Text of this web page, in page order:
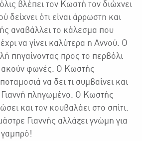
βλέπει τον Κωστή τον διώχνει
δείχνει ότι είναι άρρωστη και
αναβάλλει το κάλεσμα που
να γίνει καλύτερα η Αννού. Ο
πηγαίνοντας προς το περβόλι
ακούν φωνές. Ο Κωστής
να δει τι συμβαίνει και
Γιαννή πληγωμένο. Ο Κωστής
και τον κουβαλάει στο σπίτι.
Γιαννής αλλάζει γνώμη για
γαμπρό!